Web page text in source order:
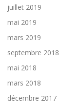
juillet 2019
mai 2019
mars 2019
septembre 2018
mai 2018
mars 2018
décembre 2017